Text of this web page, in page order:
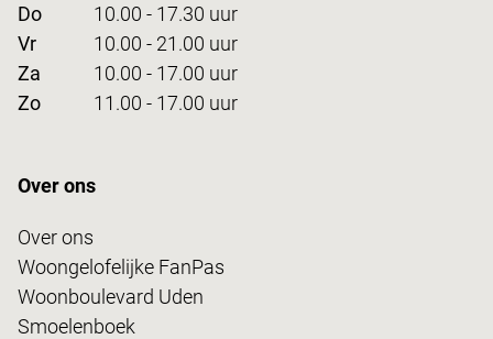
Do
10.00 - 17.30 uur
Vr
10.00 - 21.00 uur
Za
10.00 - 17.00 uur
Zo
11.00 - 17.00 uur
Over ons
Over ons
Woongelofelijke FanPas
Woonboulevard Uden
Smoelenboek